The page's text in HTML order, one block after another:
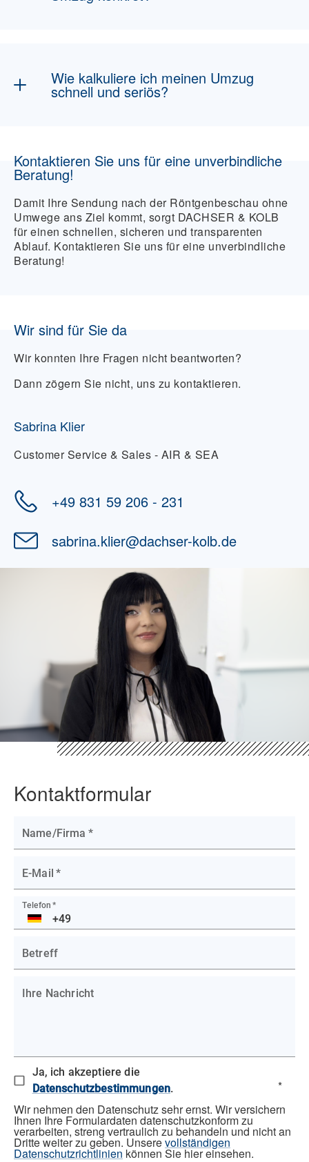
Mehrkosten.
Wie kalkuliere ich meinen Umzug
schnell und seriös?
und Feinplanung für ein belastbares Angebot.
Kontaktieren Sie uns für eine unverbindliche
Beratung!
Damit Ihre Sendung nach der Röntgenbeschau ohne
Umwege ans Ziel kommt, sorgt DACHSER & KOLB
für einen schnellen, sicheren und transparenten
Ablauf. Kontaktieren Sie uns für eine unverbindliche
Beratung!
Wir sind für Sie da
Wir konnten Ihre Fragen nicht beantworten?
Dann zögern Sie nicht, uns zu kontaktieren.
Sabrina Klier
Customer Service & Sales - AIR & SEA
+49 831 59 206 - 231
sabrina.klier@dachser-kolb.de
Kontaktformular
Name/Firma *
E-Mail *
Telefon *
DE
Betreff
Ihre Nachricht
Ja, ich akzeptiere die
Datenschutzbestimmungen.
*
Wir nehmen den Datenschutz sehr ernst. Wir versichern
Ihnen Ihre Formulardaten datenschutzkonform zu
verarbeiten, streng vertraulich zu behandeln und nicht an
Dritte weiter zu geben. Unserevollständigen
Datenschutzrichtlinien können Sie hier einsehen.